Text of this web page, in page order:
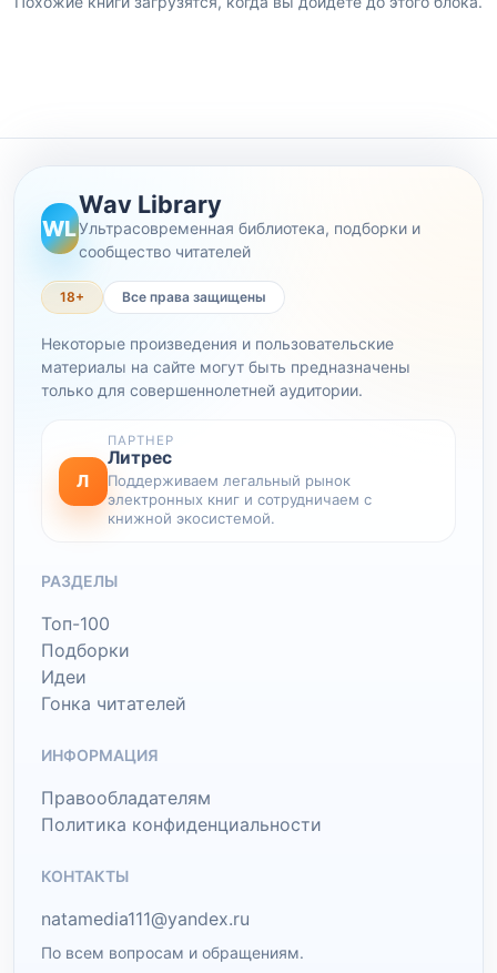
WL
Wav Library
Ультрасовременная библиотека, подборки и
сообщество читателей
18+ Все права защищены
Некоторые произведения и пользовательские
материалы на сайте могут быть предназначены
только для совершеннолетней аудитории.
Л
ПАРТНЕР
Литрес
Поддерживаем легальный рынок
электронных книг и сотрудничаем с
книжной экосистемой.
РАЗДЕЛЫ
Топ-100
Подборки
Идеи
Гонка читателей
ИНФОРМАЦИЯ
Правообладателям
Политика конфиденциальности
КОНТАКТЫ
natamedia111@yandex.ru
По всем вопросам и обращениям.